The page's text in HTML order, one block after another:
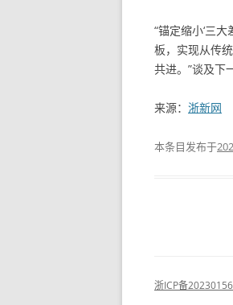
“锚定缩小‘三
板，实现从传
共进。”谈及下
来源： 浙新网
本条目发布于
浙ICP备